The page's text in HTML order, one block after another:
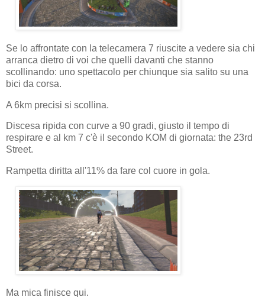
Se lo affrontate con la telecamera 7 riuscite a vedere sia chi
arranca dietro di voi che quelli davanti che stanno
scollinando: uno spettacolo per chiunque sia salito su una
bici da corsa.
A 6km precisi si scollina.
Discesa ripida con curve a 90 gradi, giusto il tempo di
respirare e al km 7 c'è il secondo KOM di giornata: the 23rd
Street.
Rampetta diritta all'11% da fare col cuore in gola.
Ma mica finisce qui.